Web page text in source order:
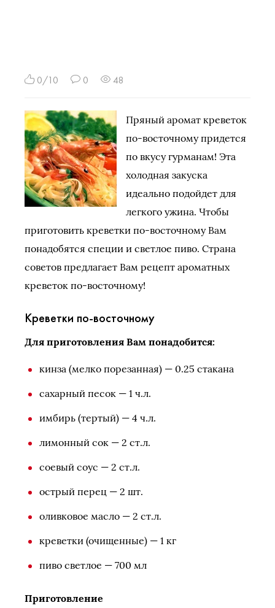
0/10 0 48
Пряный аромат креветок
по-восточному придется
по вкусу гурманам! Эта
холодная закуска
идеально подойдет для
легкого ужина. Чтобы
приготовить креветки по-восточному Вам
понадобятся специи и светлое пиво. Страна
советов предлагает Вам рецепт ароматных
креветок по-восточному!
Креветки по-восточному
Для приготовления Вам понадобится:
кинза (мелко порезанная) — 0.25 стакана
сахарный песок — 1 ч.л.
имбирь (тертый) — 4 ч.л.
лимонный сок — 2 ст.л.
соевый соус — 2 ст.л.
острый перец — 2 шт.
оливковое масло — 2 ст.л.
креветки (очищенные) — 1 кг
пиво светлое — 700 мл
Приготовление